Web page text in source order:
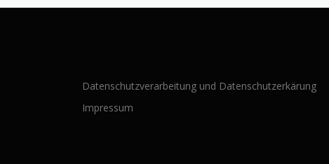
Datenschutzverarbeitung und Datenschutzerkärung
Impressum